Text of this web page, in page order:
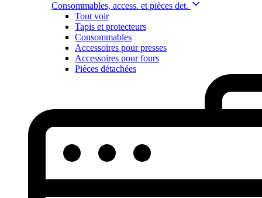
Consommables, access. et pièces det.
Tout voir
Tapis et protecteurs
Consommables
Accessoires pour presses
Accessoires pour fours
Pièces détachées